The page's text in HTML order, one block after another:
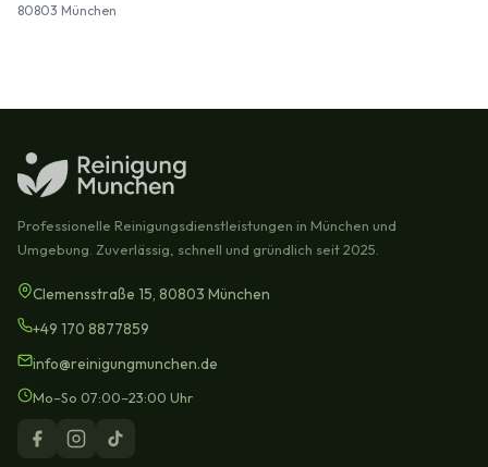
80803 München
Professionelle Reinigungsdienstleistungen in München und
Umgebung. Zuverlässig, schnell und gründlich seit 2025.
Clemensstraße 15, 80803 München
+49 170 8877859
info@reinigungmunchen.de
Mo–So 07:00–23:00 Uhr